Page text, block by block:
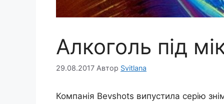
Алкоголь під
29.08.2017 Автор Svitlana
Компанія Bevshots випустила серію